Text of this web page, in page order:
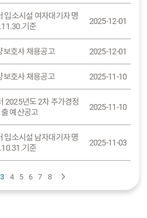
입소시설 여자대기자 명
기준
2025-12-01
보호사 채용공고 2025-12-01
보호사 채용공고 2025-11-10
2025년도 2차 추가경정
예산공고
2025-11-10
입소시설 남자대기자 명
기준
2025-11-03
3 4 5 6 7 8